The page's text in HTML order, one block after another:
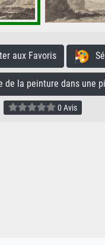
aux Favoris
la peinture dans une
0 Avis